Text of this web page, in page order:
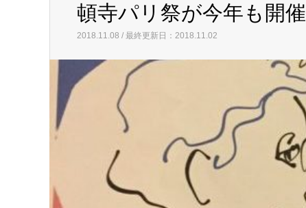
頓寺パリ祭が今年も開催
2018.11.08 / 最終更新日：2018.11.02